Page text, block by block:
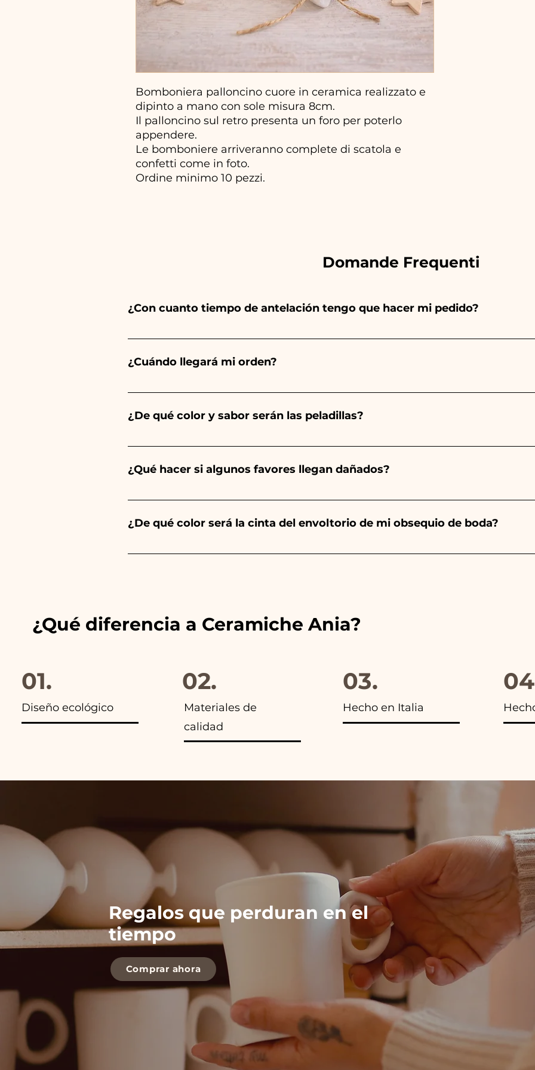
Bomboniera palloncino cuore in ceramica realizzato e
dipinto a mano con sole misura 8cm.
Il palloncino sul retro presenta un foro per poterlo
appendere.
Le bomboniere arriveranno complete di scatola e
confetti come in foto.
Ordine minimo 10 pezzi.
Domande Frequenti
¿Con cuanto tiempo de antelación tengo que hacer mi pedido?
Ceramiche Ania crea y pinta totalmente a mano, ¡por lo que su creación lleva
tu evento es antes de los horarios indicados, ¡contáctanos para solicitar información
¿Cuándo llegará mi orden?
Se garantiza la recepción del pedido 10/15 días antes del evento.
¿De qué color y sabor serán las peladillas?
El sabor de las peladillas siempre será almendrado, el color varía según el tipo de
Comunión, Confirmación y Boda será de color blanco. - Para Graduación, será Rojo
¿Qué hacer si algunos favores llegan dañados?
Llevamos muchos años en el sector y sabemos cuidar tus pedidos pero si algo se
¿De qué color será la cinta del envoltorio de mi obsequio de boda?
Siempre combinamos los colores de las cintas con los colores del detalle de boda
¿Qué diferencia a Ceramiche Ania?
01.
Diseño ecológico
02.
Materiales de
calidad
03.
Hecho en Italia
Regalos que perduran en el
tiempo
Comprar ahora